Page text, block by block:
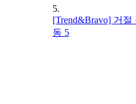
5.
[Trend&Bravo] 거
동 5